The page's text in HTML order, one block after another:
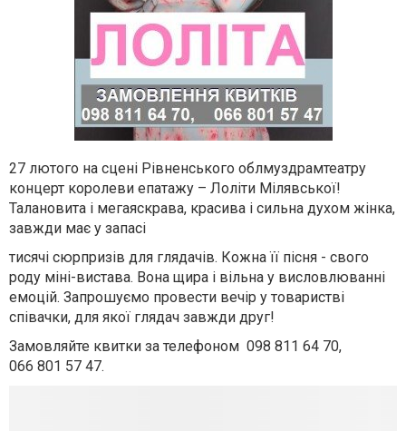
27 лютого на сцені Рівненського облмуздрамтеатру
концерт королеви епатажу – Лоліти Мілявської!
Талановита і мегаяскрава, красива і сильна духом жінка,
завжди має у запасі
тисячі сюрпризів для глядачів. Кожна її пісня - свого
роду міні-вистава. Вона щира і вільна у висловлюванні
емоцій. Запрошуємо провести вечір у товаристві
співачки, для якої глядач завжди друг!
Замовляйте квитки за телефоном 098 811 64 70,
066 801 57 47.